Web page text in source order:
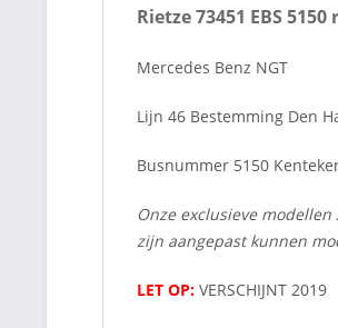
Rietze 73451 EBS
Mercedes Benz NGT
Lijn 46 Bestemming Den
Busnummer 5150
Onze exclusieve
zijn aangepast kunnen
LET OP: VERSCHIJNT 2019